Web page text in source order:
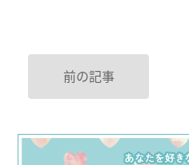
前の記事